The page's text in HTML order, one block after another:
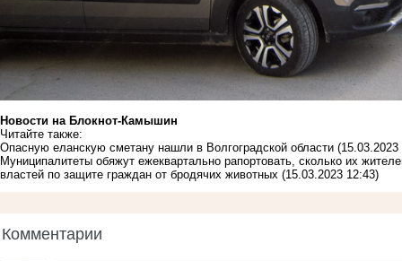
Новости на Блoкнoт-Камышин
Читайте также:
Опасную еланскую сметану нашли в Волгоградской области (15.03.2023
Муниципалитеты обяжут ежеквартально рапортовать, сколько их
властей по защите граждан от бродячих животных (15.03.2023 12:43)
Комментарии